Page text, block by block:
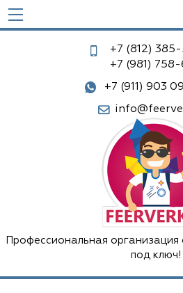
+7 (812) 385-
+7 (981) 758-
+7 (911) 903
Профессиональная
под ключ!